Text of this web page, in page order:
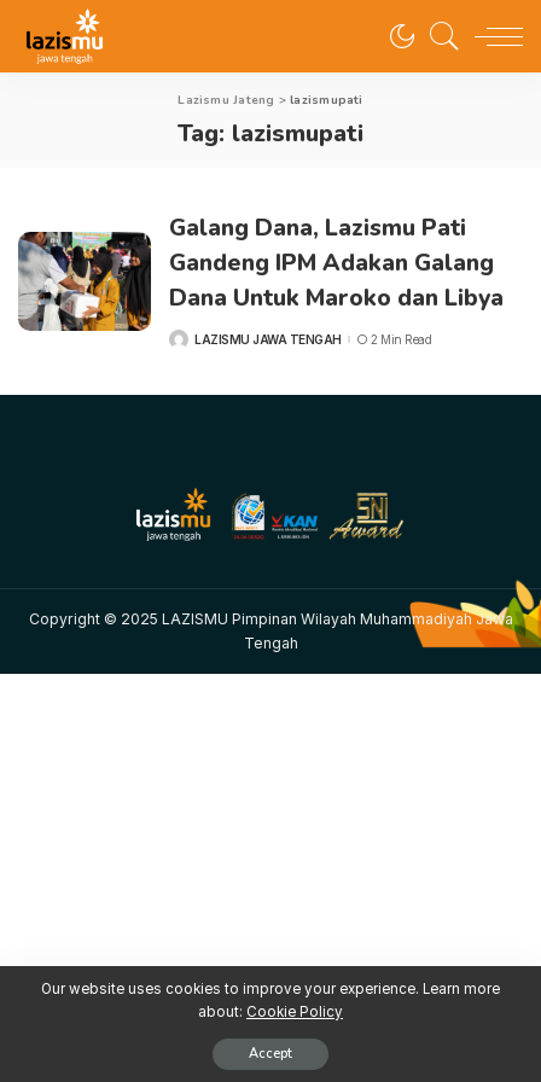
Lazismu Jateng >lazismupati
Tag: lazismupati
Galang Dana, Lazismu Pati
Gandeng IPM Adakan Galang
Dana Untuk Maroko dan Libya
LAZISMU JAWA TENGAH 2 Min Read
Copyright © 2025 LAZISMU Pimpinan Wilayah Muhammadiyah Jawa
Tengah
Our website uses cookies to improve your experience. Learn more
about: Cookie Policy
Accept